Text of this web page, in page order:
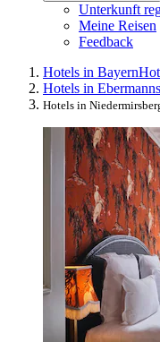
Unterkunft
Meine Reisen
Feedback
Hotels in Bayern
Hotels in
Hotels in